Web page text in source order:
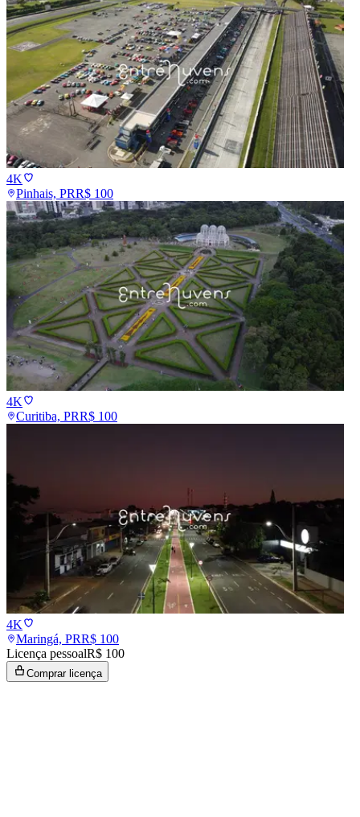
4K
Pinhais, PRR$ 100
4K
Curitiba, PRR$ 100
4K
Maringá, PRR$ 100
Licença pessoalR$ 100
Comprar licença